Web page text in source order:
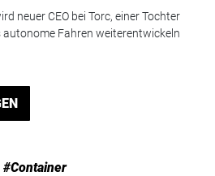
neuer CEO bei Torc, einer Tochter
autonome Fahren weiterentwickeln
#Container